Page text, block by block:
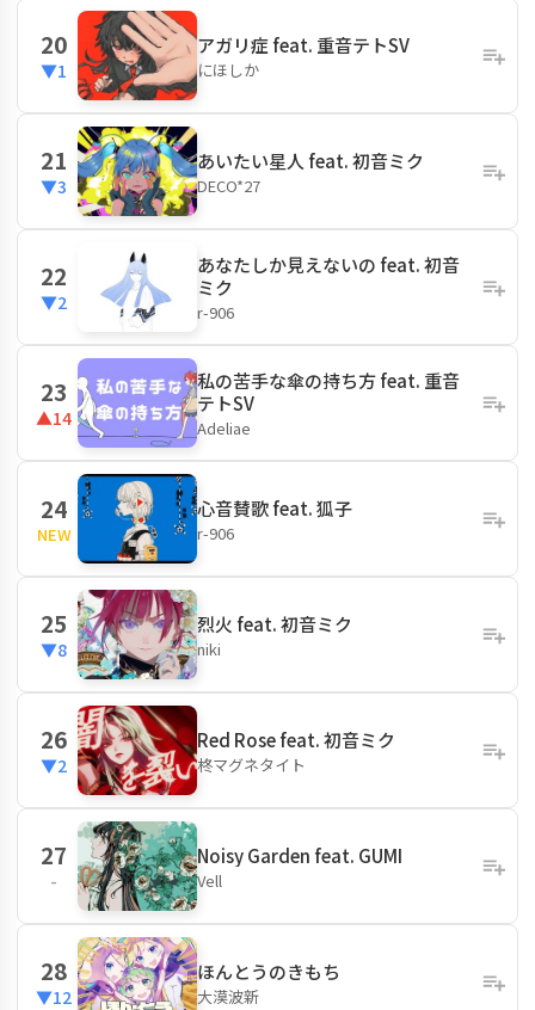
20
▼1
アガリ症 feat. 重音テトSV
にほしか
21
▼3
あいたい星人 feat. 初音ミク
DECO*27
22
▼2
あなたしか見えないの feat. 初音
ミク
r-906
23
▲14
私の苦手な傘の持ち方 feat. 重音
テトSV
Adeliae
24
NEW
心音賛歌 feat. 狐子
r-906
25
▼8
烈火 feat. 初音ミク
niki
26
▼2
Red Rose feat. 初音ミク
柊マグネタイト
27
-
Noisy Garden feat. GUMI
Vell
28
▼12
ほんとうのきもち
大漠波新